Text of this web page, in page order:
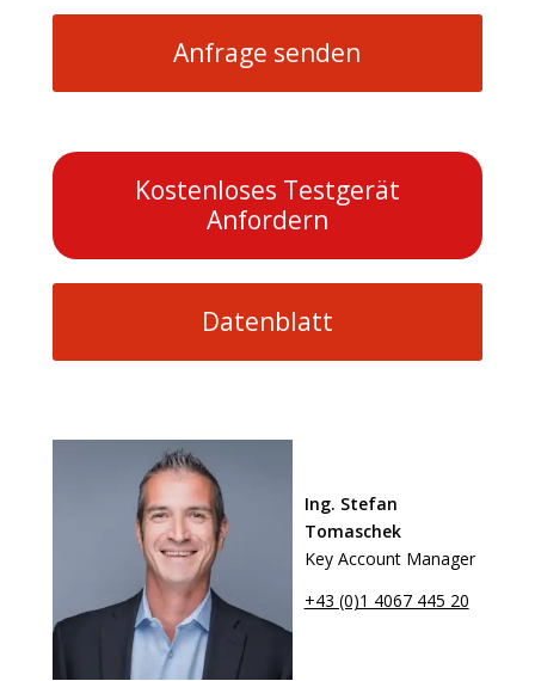
Anfrage senden
Kostenloses Testgerät
Anfordern
Datenblatt
Ing. Stefan
Tomaschek
Key Account Manager
+43 (0)1 4067 445 20